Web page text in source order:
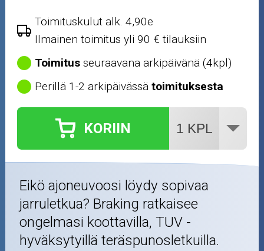
Toimituskulut alk. 4,90e
Ilmainen toimitus yli 90 € tilauksiin
Toimitus seuraavana arkipäivänä (4kpl)
Perillä 1-2 arkipäivässätoimituksesta
KORIIN
Eikö ajoneuvoosi löydy sopivaa
jarruletkua? Braking ratkaisee
ongelmasi koottavilla, TUV -
hyväksytyillä teräspunosletkuilla.